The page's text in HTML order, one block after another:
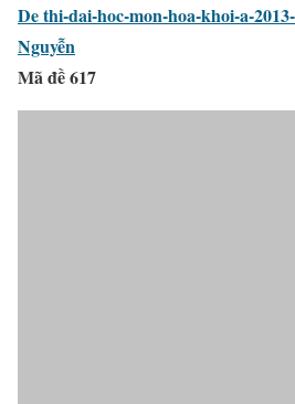
De thi-dai-hoc-mon-hoa-khoi-a-
Nguyễn
Mã đề 617